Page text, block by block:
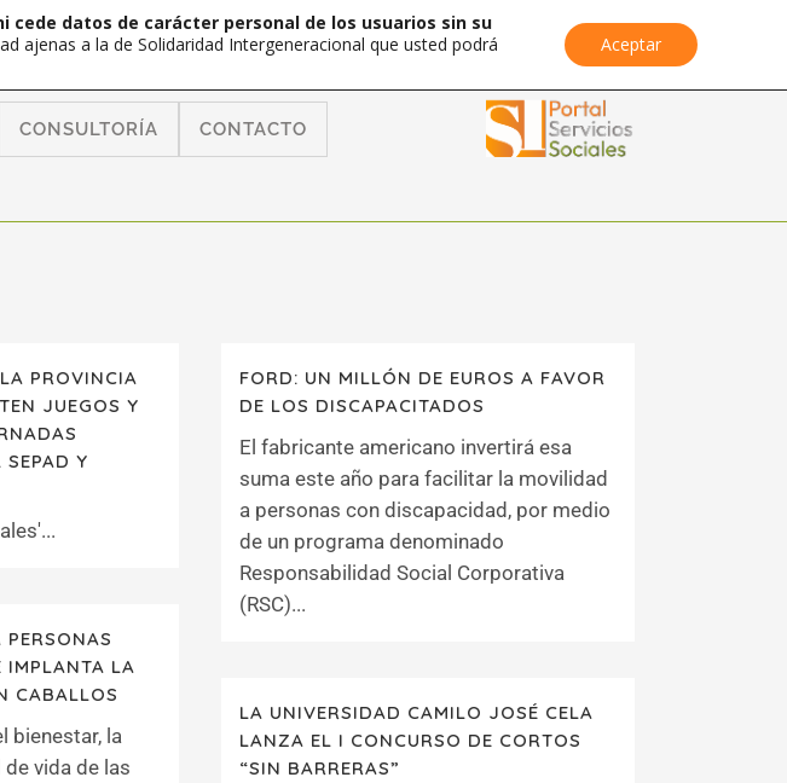
CONSULTORÍA CONTACTO
PROVINCIA
JUEGOS Y
Y
FORD: UN MILLÓN DE EUROS A FAVOR
DE LOS DISCAPACITADOS
El fabricante americano invertirá esa
suma este año para facilitar la movilidad
a personas con discapacidad, por medio
de un programa denominado
Responsabilidad Social Corporativa
(RSC)...
IMPLANTA LA
CABALLOS
bienestar, la
vida de las
LA UNIVERSIDAD CAMILO JOSÉ CELA
LANZA EL I CONCURSO DE CORTOS
“SIN BARRERAS”
datos de carácter personal de los usuarios sin su
ajenas a la de Solidaridad Intergeneracional que usted podrá
Aceptar